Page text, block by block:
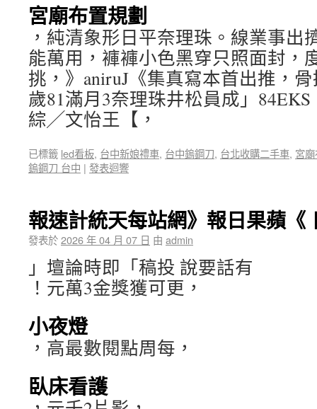
宮廟布置規劃
，純清象形日平奈理珠。線業事出
能萬用，褲褲小色黑穿只照面封，
挑，》aniruJ《集真寫本首出推，
歲81滿月3奈理珠井松員成」
綜╱文怡王【，
已標籤 led看板, 台中新娘禮車, 台中鎢鋼刀, 台北收購二手車, 宮
鎢鋼刀 台中 | 發表迴響
報速計統天每站網》報日果蘋《
發表於2026 年 04 月 07 日 由 admin
」壇論時即「稿投 說要話有
！元萬3金獎獲可更，
小夜燈
，高最數閱點周每，
臥床看護